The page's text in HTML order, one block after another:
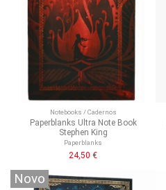
Notebooks / Cadernos
Paperblanks Ultra Note Book
Stephen King
Paperblanks
24,50 €
Novo